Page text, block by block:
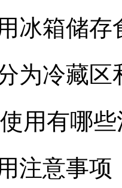
冰箱储存
为冷藏
用有哪
注意事项